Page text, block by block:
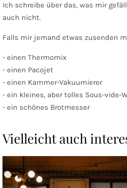
Ich schreibe über das, was mir
auch nicht.
Falls mir jemand etwas zusenden
- einen Thermomix
- einen Pacojet
- einen Kammer-Vakuumierer
- ein kleines, aber tolles Sous-vide-
- ein schönes Brotmesser
Vielleicht auch